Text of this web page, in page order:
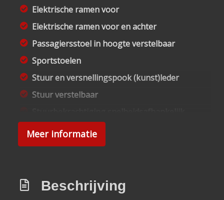
Elektrische ramen voor
Elektrische ramen voor en achter
Passagiersstoel in hoogte verstelbaar
Sportstoelen
Stuur en versnellingspook (kunst)leder
Stuur verstelbaar
Voorstoelen in hoogte verstelbaar
Overige
Anti doorslip regeling
Meer informatie
Beschrijving